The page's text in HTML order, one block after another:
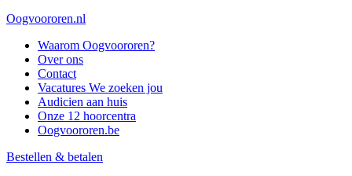
Oogvoororen.nl
Waarom Oogvoororen?
Over ons
Contact
Vacatures We zoeken jou
Audicien aan huis
Onze 12 hoorcentra
Oogvoororen.be
Bestellen & betalen